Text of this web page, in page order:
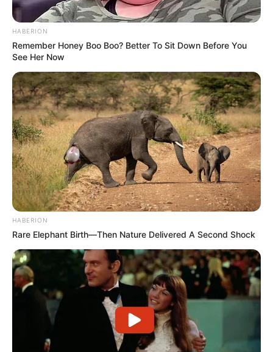
Dia Décadence präsentiert die bekannte Burlesque-
Show am Samstag, den 26.09 in Düsseldorf. Mit
der Staperformerin Setty Mois begeistert sie ihr
Show. Dresscode: Die Gäste werden gebeten im
ver...mehr
Stadt/Ort: Düsseldorf
Beginn: 26.09.2026 22:00 Uhr
Ende: 27.09.2026 01:00 Uhr
Eintrittspreis: 37,00
Weitere Informationen:www.burlesque.de/home/sho
ws...
Alle Veranstaltungen könnenhier kostenlos und ohne
Log-in-Zwangeingetragen werden.
Bilder mit Sehenswürdigkeiten und touristischen
Informationen über Duisburg:
HABERION
Remember Honey Boo Boo? Better To Sit Down Before You
See Her Now
HABERION
Rare Elephant Birth—Then Nature Delivered A Second Shock